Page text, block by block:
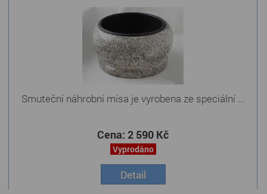
Smuteční náhrobní mísa je vyrobena ze speciální ...
Cena: 2 590 Kč
Vyprodáno
Detail